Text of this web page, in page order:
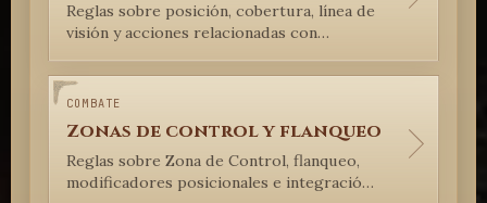
Reglas sobre posición, cobertura, línea de
visión y acciones relacionadas con
COMBATE
Zonas de control y flanqueo
Reglas sobre Zona de Control, flanqueo,
modificadores posicionales e integración